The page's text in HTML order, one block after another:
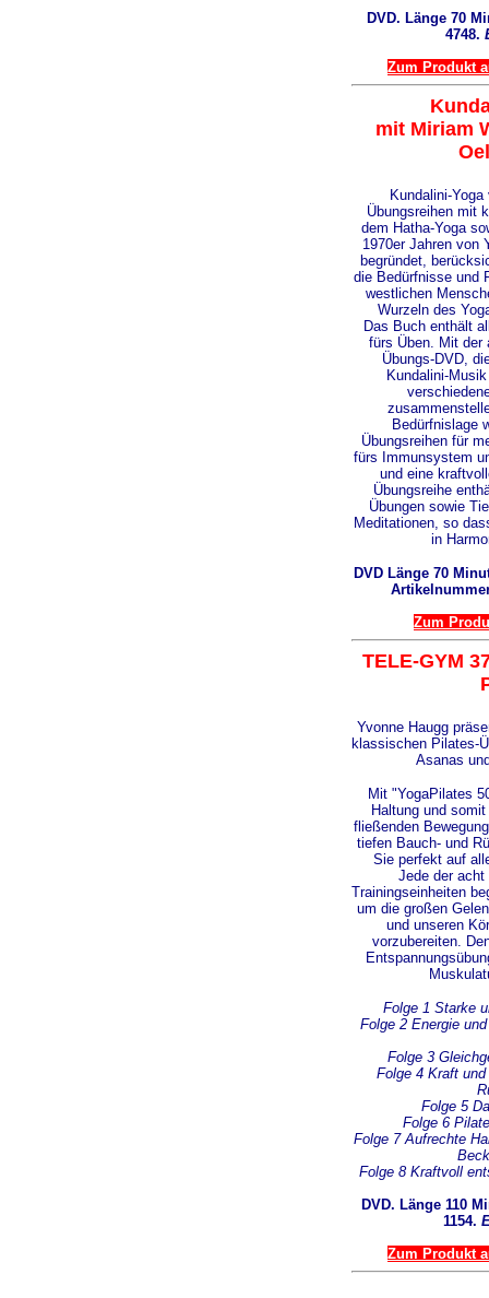
DVD. Länge 70
4748.
Zum Produkt
mit Miriam
Kundalini-
Übungsreihen mit
dem Hatha-Yoga
1970er Jahren von
begründet,
die Bedürfnisse und
westlichen
Wurzeln des
Das Buch enthält
fürs Üben. Mit der
Übungs-DVD,
Kundalini-
Bedürfnislage
Übungsreihen für
fürs Immunsystem
und eine
Übungsreihe
Übungen sowie
Meditationen, so
in
DVD Länge 70
Zum
TELE-GYM
Yvonne Haugg
klassischen Pilates-
Asanas
Mit "YogaPilates
Haltung und
fließenden
tiefen Bauch- und
Sie perfekt auf
Jede der acht
Trainingseinheiten
um die großen
und unseren
vorzubereiten.
Folge 1 Starke
Folge 2 Energie
Folge 3
Folge 4 Kraft
Folge 5
Folge 6
Folge 7 Aufrechte
Folge 8 Kraftvoll
DVD. Länge 110
1154.
Zum Produkt